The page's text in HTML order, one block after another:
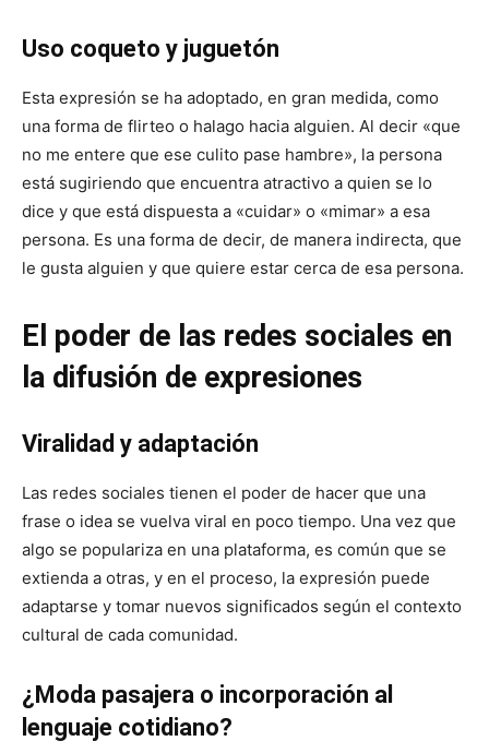
Uso coqueto y juguetón
Esta expresión se ha adoptado, en gran medida, como
una forma de flirteo o halago hacia alguien. Al decir «que
no me entere que ese culito pase hambre», la persona
está sugiriendo que encuentra atractivo a quien se lo
dice y que está dispuesta a «cuidar» o «mimar» a esa
persona. Es una forma de decir, de manera indirecta, que
le gusta alguien y que quiere estar cerca de esa persona.
El poder de las redes sociales en
la difusión de expresiones
Viralidad y adaptación
Las redes sociales tienen el poder de hacer que una
frase o idea se vuelva viral en poco tiempo. Una vez que
algo se populariza en una plataforma, es común que se
extienda a otras, y en el proceso, la expresión puede
adaptarse y tomar nuevos significados según el contexto
cultural de cada comunidad.
¿Moda pasajera o incorporación al
lenguaje cotidiano?